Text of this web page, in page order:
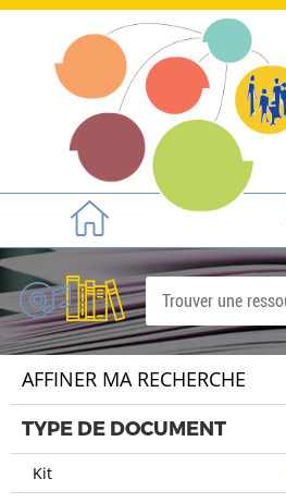
AFFINER MA RECHERCHE
TYPE DE DOCUMENT
Kit